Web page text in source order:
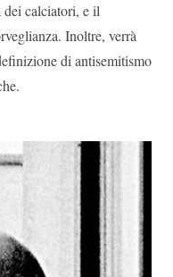
dei calciatori, e il
Inoltre, verrà
di antisemitismo